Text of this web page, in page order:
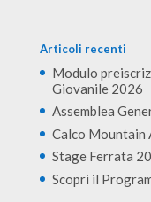
Articoli recenti
Modulo
Giovanile 2026
Assemblea
Calco Mountain
Stage Ferrata
Scopri il